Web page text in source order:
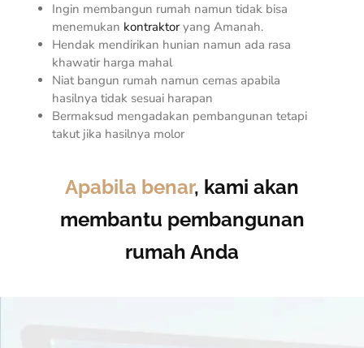
Ingin membangun rumah namun tidak bisa
menemukan kontraktoryang Amanah.
Hendak mendirikan hunian namun ada rasa
khawatir harga mahal
Niat bangun rumah namun cemas apabila
hasilnya tidak sesuai harapan
Bermaksud mengadakan pembangunan tetapi
takut jika hasilnya molor
Apabila benar, kami akan
membantu pembangunan
rumah Anda